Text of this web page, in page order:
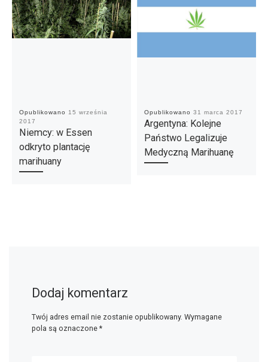
Opublikowano
15 września
2017
Niemcy: w Essen
odkryto plantację
marihuany
Opublikowano 31 marca 2017
Argentyna: Kolejne
Państwo Legalizuje
Medyczną Marihuanę
Dodaj komentarz
Twój adres email nie zostanie opublikowany. Wymagane
pola są oznaczone *